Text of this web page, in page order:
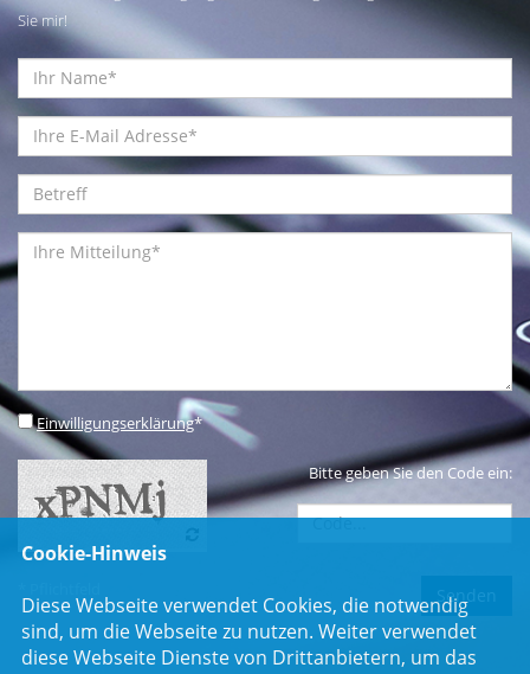
Sie mir!
Einwilligungserklärung*
Bitte geben Sie den Code ein:
Cookie-Hinweis
Diese Webseite verwendet Cookies, die notwendig
sind, um die Webseite zu nutzen. Weiter verwendet
diese Webseite Dienste von Drittanbietern, um das